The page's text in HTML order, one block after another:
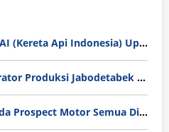
Gaji Karyawan PT KAI (Kereta Api Indonesia) Update 2025
Rata-Rata Gaji Operator Produksi Jabodetabek 2025: Bedah Tuntas UMK, Lemburan, dan Realita Hidup Buruh
Gaji Karyawan Honda Prospect Motor Semua Divisi